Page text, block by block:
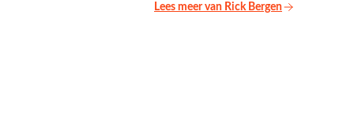
Lees meer van Rick Bergen